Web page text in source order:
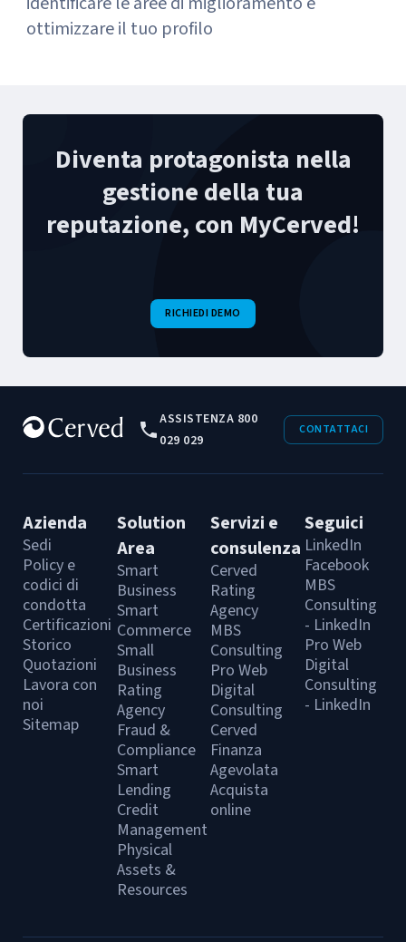
ottimizzare il tuo profilo
Diventa protagonista nella
gestione della tua
reputazione, con MyCerved!
RICHIEDI DEMO
ASSISTENZA 800
029 029
CONTATTACI
Azienda
Sedi
Policy e
codici di
condotta
Certificazioni
Storico
Quotazioni
Lavora con
noi
Sitemap
Solution
Area
Smart
Business
Smart
Commerce
Small
Business
Rating
Agency
Fraud &
Compliance
Smart
Lending
Credit
Management
Physical
Assets &
Resources
Servizi e
consulenza
Cerved
Rating
Agency
MBS
Consulting
Pro Web
Digital
Consulting
Cerved
Finanza
Agevolata
Acquista
online
Seguici
LinkedIn
Facebook
MBS
Consulting
- LinkedIn
Pro Web
Digital
Consulting
- LinkedIn